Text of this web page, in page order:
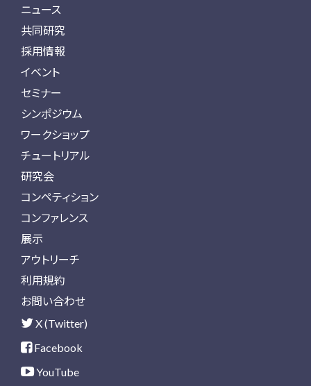
ニュース
共同研究
採用情報
イベント
セミナー
シンポジウム
ワークショップ
チュートリアル
研究会
コンペティション
コンファレンス
展示
アウトリーチ
利用規約
お問い合わせ
X (Twitter)
Facebook
YouTube